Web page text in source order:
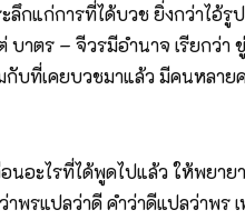
ลึกแก่การที่ได้บวช ยิ่งกว่าไอ้รู
าตร – จีวรมีอำนาจ เรียกว่า
บที่เคยบวชมาแล้ว มีคนหลายค
ะไรที่ได้พูดไปแล้ว ให้พยาย
าพรแปลว่าดี คำว่าดีแปลว่าพร